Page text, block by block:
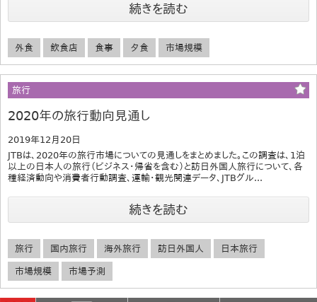
続きを読む
外食 飲食店 食事 夕食 市場規模
旅行
2020年の旅行動向見通し
2019年12月20日
JTBは、2020年の旅行市場についての見通しをまとめました。この調査は、1泊
以上の日本人の旅行（ビジネス･帰省を含む）と訪日外国人旅行について、各
種経済動向や消費者行動調査、運輸・観光関連データ、JTBグル...
続きを読む
旅行 国内旅行 海外旅行 訪日外国人 日本旅行
市場規模 市場予測